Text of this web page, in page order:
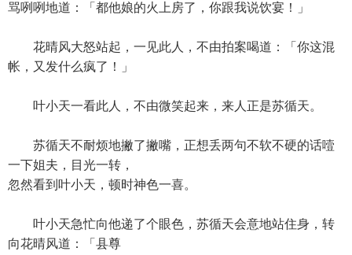
骂咧咧地道：「都他娘的火上房了，你跟我说饮宴！」
花晴风大怒站起，一见此人，不由拍案喝道：「你这混
帐，又发什么疯了！」
叶小天一看此人，不由微笑起来，来人正是苏循天。
苏循天不耐烦地撇了撇嘴，正想丢两句不软不硬的话噎
一下姐夫，目光一转，
忽然看到叶小天，顿时神色一喜。
叶小天急忙向他递了个眼色，苏循天会意地站住身，转
向花晴风道：「县尊